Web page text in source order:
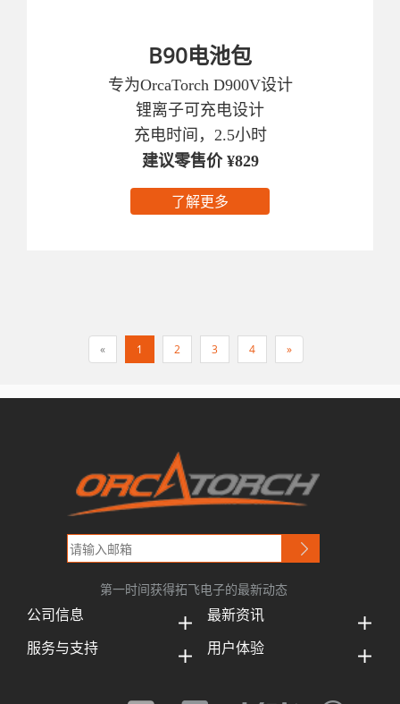
B90电池包
专为OrcaTorch D900V设计
锂离子可充电设计
充电时间，2.5小时
建议零售价 ¥829
了解更多
« 1 2 3 4 »
第一时间获得拓飞电子的最新动态
公司信息
最新资讯
服务与支持
用户体验